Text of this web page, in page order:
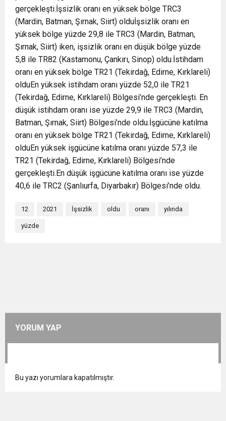
gerçekleşti.İşsizlik oranı en yüksek bölge TRC3
(Mardin, Batman, Şırnak, Siirt) olduİşsizlik oranı en
yüksek bölge yüzde 29,8 ile TRC3 (Mardin, Batman,
Şırnak, Siirt) iken, işsizlik oranı en düşük bölge yüzde
5,8 ile TR82 (Kastamonu, Çankırı, Sinop) oldu.İstihdam
oranı en yüksek bölge TR21 (Tekirdağ, Edirne, Kırklareli)
olduEn yüksek istihdam oranı yüzde 52,0 ile TR21
(Tekirdağ, Edirne, Kırklareli) Bölgesi’nde gerçekleşti. En
düşük istihdam oranı ise yüzde 29,9 ile TRC3 (Mardin,
Batman, Şırnak, Siirt) Bölgesi’nde oldu.İşgücüne katılma
oranı en yüksek bölge TR21 (Tekirdağ, Edirne, Kırklareli)
olduEn yüksek işgücüne katılma oranı yüzde 57,3 ile
TR21 (Tekirdağ, Edirne, Kırklareli) Bölgesi’nde
gerçekleşti.En düşük işgücüne katılma oranı ise yüzde
40,6 ile TRC2 (Şanlıurfa, Diyarbakır) Bölgesi’nde oldu.
12 2021 İşsizlik oldu oranı yılında
yüzde
YORUM YAP
Bu yazı yorumlara kapatılmıştır.